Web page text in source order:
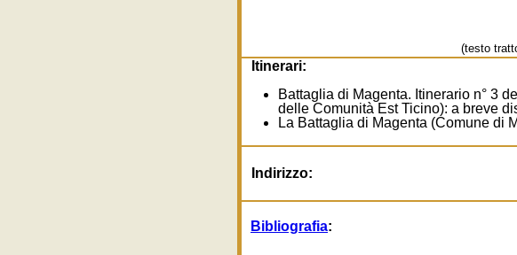
(testo
Itinerari:
Battaglia di Magenta. Itinerario n° 3
delle Comunità Est Ticino): a breve
La Battaglia di Magenta (Comune di
Indirizzo:
Bibliografia: